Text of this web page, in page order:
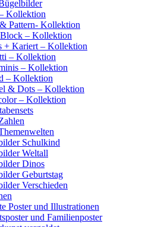
Kollektion
Pattern- Kollektion
– Kollektion
+ Kariert – Kollektion
– Kollektion
– Kollektion
– Kollektion
& Dots – Kollektion
– Kollektion
Schulkind
Weltall
Dinos
Geburtstag
Verschieden
Poster und Illustrationen
und Familienposter